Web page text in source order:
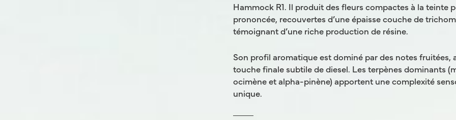
Hammock R1. Il produit des fleurs compactes à la teinte
prononcée, recouvertes d’une épaisse couche de
témoignant d’une riche production de résine.
Son profil aromatique est dominé par des notes fruitées,
touche finale subtile de diesel. Les terpènes dominants
ocimène et alpha-pinène) apportent une complexité
unique.